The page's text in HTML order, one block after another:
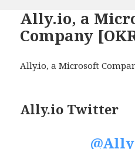
Ally.io, a
Company
Ally.io, a Microsoft
Ally.io Twitter